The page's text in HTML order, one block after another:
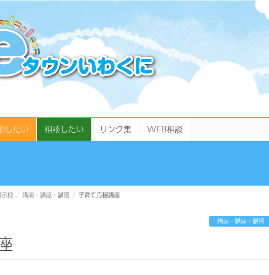
したい 相談したい リンク集 WEB相談
示板 講演・講座・講習 子育て応援講座
講演・講座・講習